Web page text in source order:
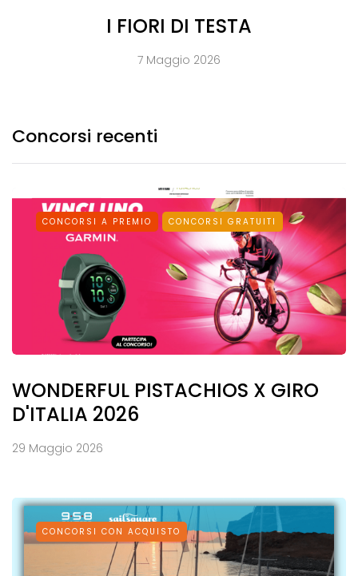
I FIORI DI TESTA
7 Maggio 2026
Concorsi recenti
CONCORSI A PREMIO CONCORSI GRATUITI
WONDERFUL PISTACHIOS X GIRO
D'ITALIA 2026
29 Maggio 2026
CONCORSI CON ACQUISTO